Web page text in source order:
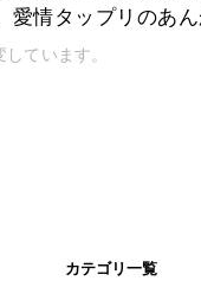
愛情タップリのあ
ています。
カテゴリ一覧